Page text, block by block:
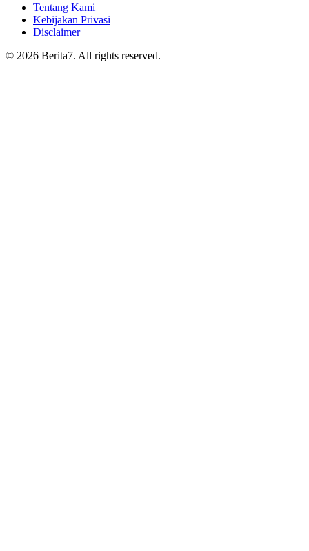
Tentang Kami
Kebijakan Privasi
Disclaimer
© 2026 Berita7. All rights reserved.